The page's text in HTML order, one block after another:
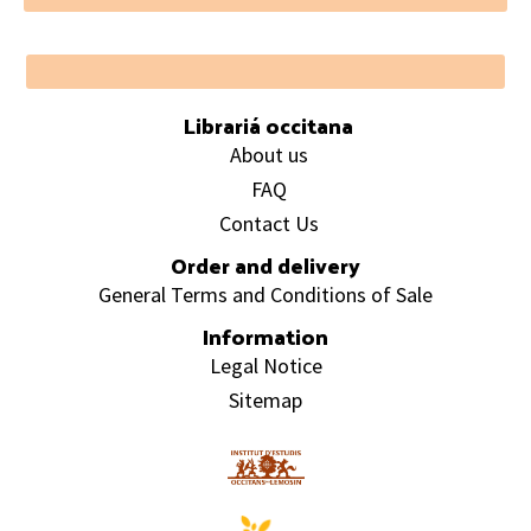
Footer
Librariá occitana
About us
FAQ
Contact Us
Order and delivery
General Terms and Conditions of Sale
Information
Legal Notice
Sitemap